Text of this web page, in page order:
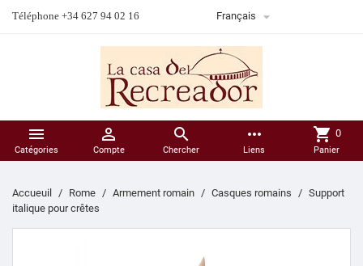
Téléphone +34 627 94 02 16 Français 

Catégories

Compte

Chercher
more_horiz
Liens
shopping_cart 0
Panier
Accueuil Rome Armement romain Casques romains
Support
italique pour crêtes